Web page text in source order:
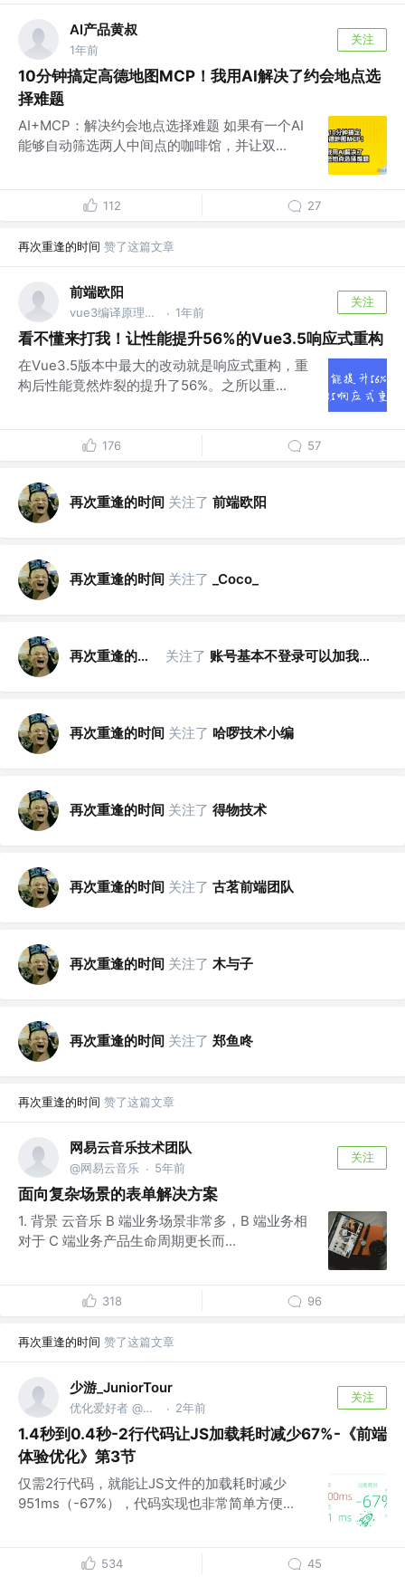
AI产品黄叔
1年前
关注
10分钟搞定高德地图MCP！我用AI解决了约会地点选
择难题
AI+MCP：解决约会地点选择难题 如果有一个AI
能够自动筛选两人中间点的咖啡馆，并让双...
112 27
再次重逢的时间 赞了这篇文章
前端欧阳
vue3编译原理揭秘 作者 @v heavenyjj0012 · 1年前
关注
看不懂来打我！让性能提升56%的Vue3.5响应式重构
在Vue3.5版本中最大的改动就是响应式重构，重
构后性能竟然炸裂的提升了56%。之所以重...
176 57
再次重逢的时间 关注了 前端欧阳
再次重逢的时间 关注了 _Coco_
再次重逢的时间 关注了 账号基本不登录可以加我微信
再次重逢的时间 关注了 哈啰技术小编
再次重逢的时间 关注了 得物技术
再次重逢的时间 关注了 古茗前端团队
再次重逢的时间 关注了 木与子
再次重逢的时间 关注了 郑鱼咚
再次重逢的时间 赞了这篇文章
网易云音乐技术团队
@网易云音乐 · 5年前
关注
面向复杂场景的表单解决方案
1. 背景 云音乐 B 端业务场景非常多，B 端业务相
对于 C 端业务产品生命周期更长而...
318 96
再次重逢的时间 赞了这篇文章
少游_JuniorTour
优化爱好者 @《前端体验优化》 · 2年前
关注
1.4秒到0.4秒-2行代码让JS加载耗时减少67%-《前端
体验优化》第3节
仅需2行代码，就能让JS文件的加载耗时减少
951ms（-67%），代码实现也非常简单方便...
534 45